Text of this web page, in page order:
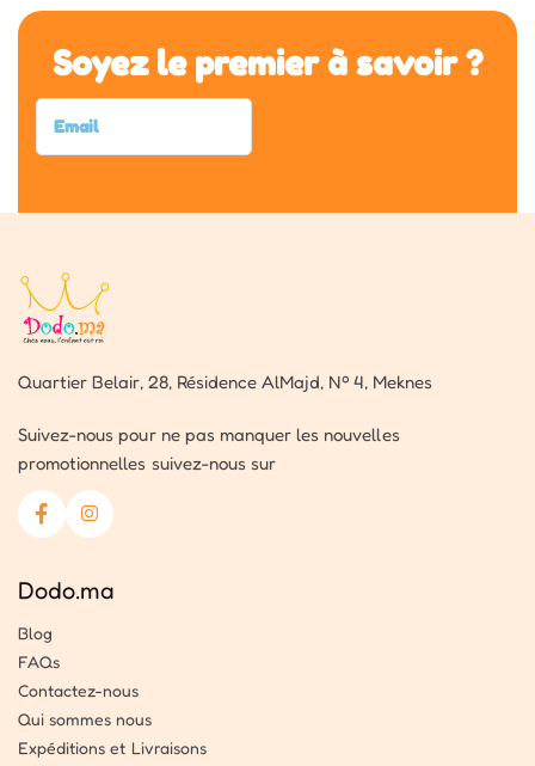
Soyez le premier à savoir ?
Quartier Belair, 28, Résidence AlMajd, Nº 4, Meknes
Suivez-nous pour ne pas manquer les nouvelles
promotionnelles suivez-nous sur
Dodo.ma
Blog
FAQs
Contactez-nous
Qui sommes nous
Expéditions et Livraisons